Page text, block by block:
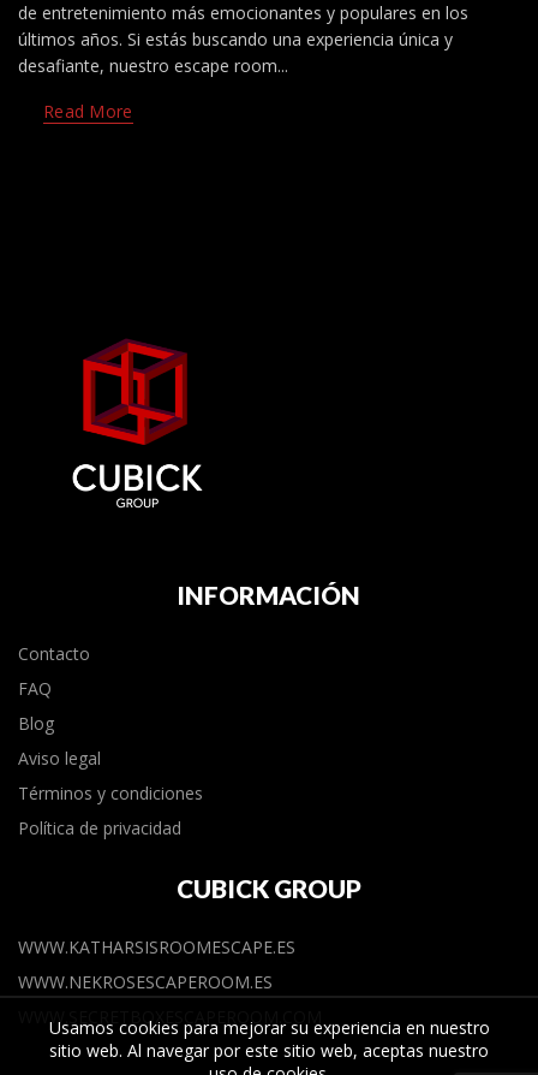
de entretenimiento más emocionantes y populares en los
últimos años. Si estás buscando una experiencia única y
desafiante, nuestro escape room...
Read More
INFORMACIÓN
Contacto
FAQ
Blog
Aviso legal
Términos y condiciones
Política de privacidad
CUBICK GROUP
WWW.KATHARSISROOMESCAPE.ES
WWW.NEKROSESCAPEROOM.ES
WWW.SECRETBOXESCAPEROOM.COM
Usamos cookies para mejorar su experiencia en nuestro
sitio web. Al navegar por este sitio web, aceptas nuestro